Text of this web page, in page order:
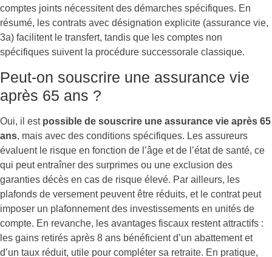
comptes joints nécessitent des démarches spécifiques. En
résumé, les contrats avec désignation explicite (assurance vie,
3a) facilitent le transfert, tandis que les comptes non
spécifiques suivent la procédure successorale classique.
Peut-on souscrire une assurance vie
après 65 ans ?
Oui, il est possible de souscrire une assurance vie après 65
ans, mais avec des conditions spécifiques. Les assureurs
évaluent le risque en fonction de l’âge et de l’état de santé, ce
qui peut entraîner des surprimes ou une exclusion des
garanties décès en cas de risque élevé. Par ailleurs, les
plafonds de versement peuvent être réduits, et le contrat peut
imposer un plafonnement des investissements en unités de
compte. En revanche, les avantages fiscaux restent attractifs :
les gains retirés après 8 ans bénéficient d’un abattement et
d’un taux réduit, utile pour compléter sa retraite. En pratique,